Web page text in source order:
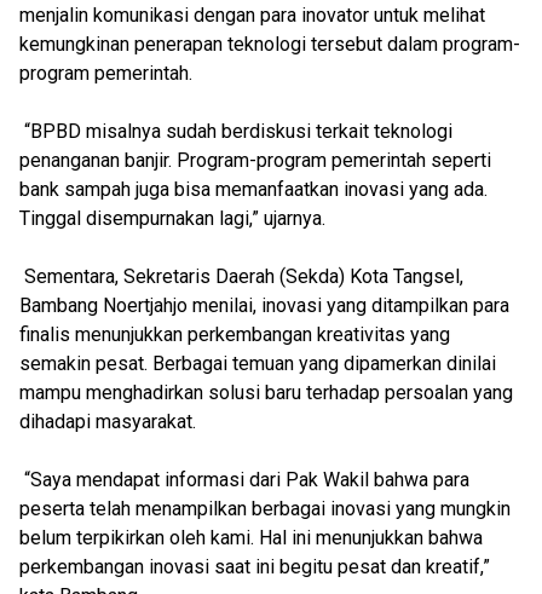
menjalin komunikasi dengan para inovator untuk melihat
kemungkinan penerapan teknologi tersebut dalam program-
program pemerintah.
“BPBD misalnya sudah berdiskusi terkait teknologi
penanganan banjir. Program-program pemerintah seperti
bank sampah juga bisa memanfaatkan inovasi yang ada.
Tinggal disempurnakan lagi,” ujarnya.
Sementara, Sekretaris Daerah (Sekda) Kota Tangsel,
Bambang Noertjahjo menilai, inovasi yang ditampilkan para
finalis menunjukkan perkembangan kreativitas yang
semakin pesat. Berbagai temuan yang dipamerkan dinilai
mampu menghadirkan solusi baru terhadap persoalan yang
dihadapi masyarakat.
“Saya mendapat informasi dari Pak Wakil bahwa para
peserta telah menampilkan berbagai inovasi yang mungkin
belum terpikirkan oleh kami. Hal ini menunjukkan bahwa
perkembangan inovasi saat ini begitu pesat dan kreatif,”